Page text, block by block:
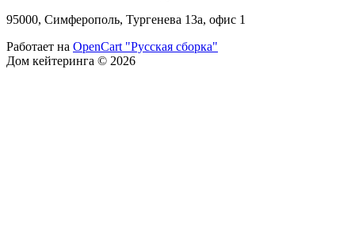
95000, Симферополь, Тургенева 13а, офис 1
Работает на OpenCart "Русская сборка"
Дом кейтеринга © 2026